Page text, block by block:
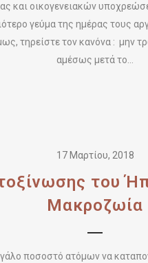
και οικογενειακών
γεύμα της ημέρας τους
τηρείστε τον κανόνα : μην
αμέσως μετά το...
17 Μαρτίου, 2018
του
Μακροζωία
ποσοστό ατόμων να